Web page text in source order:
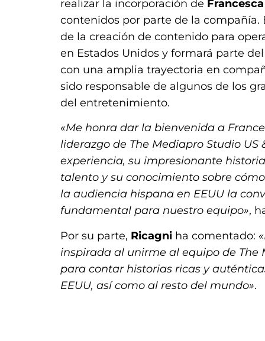
realizar la incorporación de
contenidos por parte de la compañía.
de la creación de contenido para
en Estados Unidos y formará parte
con una amplia trayectoria en
sido responsable de algunos de los
del entretenimiento.
«Me honra dar la bienvenida a
liderazgo de The Mediapro Studio US
experiencia, su impresionante
talento y su conocimiento sobre
la audiencia hispana en EEUU la
fundamental para nuestro equipo»,
Por su parte, Ricagni ha comentado:
inspirada al unirme al equipo de The
para contar historias ricas y
EEUU, así como al resto del mundo».